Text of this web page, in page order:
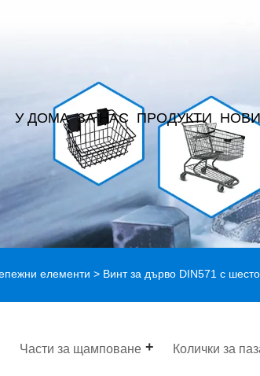
У ДОМА ЗА НАС ПРОДУКТИ
елементи > Винт за дърво DIN571 с
Части за щамповане Колички за